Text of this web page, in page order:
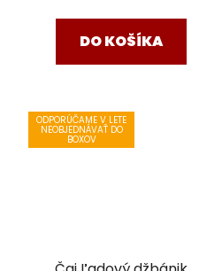
DO KOŠÍKA
ODPORÚČAME V LETE
NEOBJEDNÁVAŤ DO
BOXOV